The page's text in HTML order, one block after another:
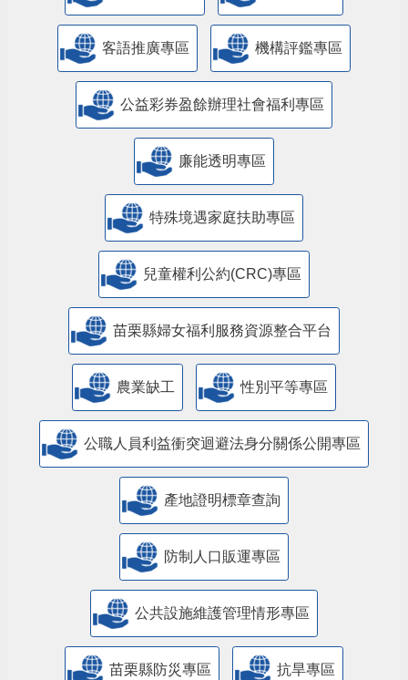
客語推廣專區 機構評鑑專區
公益彩券盈餘辦理社會福利專區
廉能透明專區
特殊境遇家庭扶助專區
兒童權利公約(CRC)專區
苗栗縣婦女福利服務資源整合平台
農業缺工 性別平等專區
公職人員利益衝突迴避法身分關係公開專區
產地證明標章查詢
防制人口販運專區
​公共設施維護管理情形專區
苗栗縣防災專區 抗旱專區